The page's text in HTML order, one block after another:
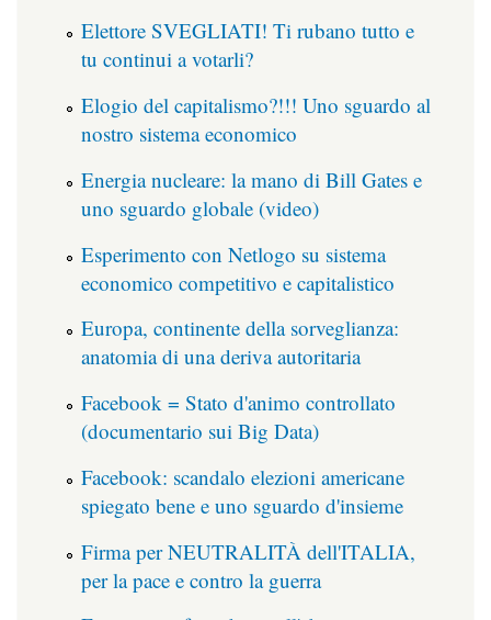
Elettore SVEGLIATI! Ti rubano tutto e
tu continui a votarli?
Elogio del capitalismo?!!! Uno sguardo al
nostro sistema economico
Energia nucleare: la mano di Bill Gates e
uno sguardo globale (video)
Esperimento con Netlogo su sistema
economico competitivo e capitalistico
Europa, continente della sorveglianza:
anatomia di una deriva autoritaria
Facebook = Stato d'animo controllato
(documentario sui Big Data)
Facebook: scandalo elezioni americane
spiegato bene e uno sguardo d'insieme
Firma per NEUTRALITÀ dell'ITALIA,
per la pace e contro la guerra